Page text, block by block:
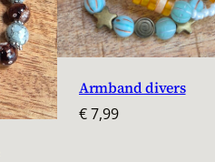
Armband divers
€7,99